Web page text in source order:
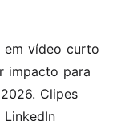
em vídeo curto
impacto para
Clipes